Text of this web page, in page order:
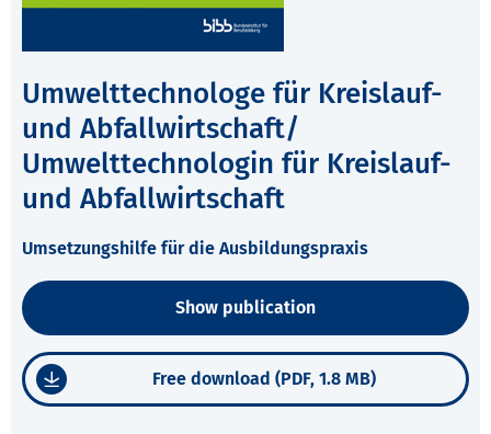
Umwelttechnologe für Kreislauf-
und Abfallwirtschaft/
Umwelttechnologin für Kreislauf-
und Abfallwirtschaft
Umsetzungshilfe für die Ausbildungspraxis
Show publication
Free download (PDF, 1.8 MB)